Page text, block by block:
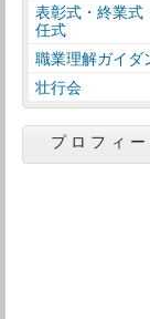
表彰式・終業式
任式
職業理解ガイダ
壮行会
プロフィー